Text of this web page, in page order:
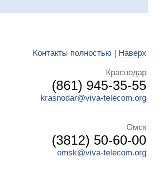
Контакты полностью | Наверх
Краснодар
(861) 945-35-55
krasnodar@viva-telecom.org
Омск
(3812) 50-60-00
omsk@viva-telecom.org